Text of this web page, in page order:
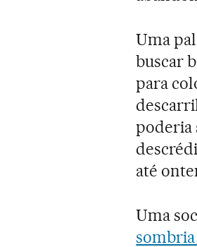
Uma
buscar
para
poderia
até
Uma